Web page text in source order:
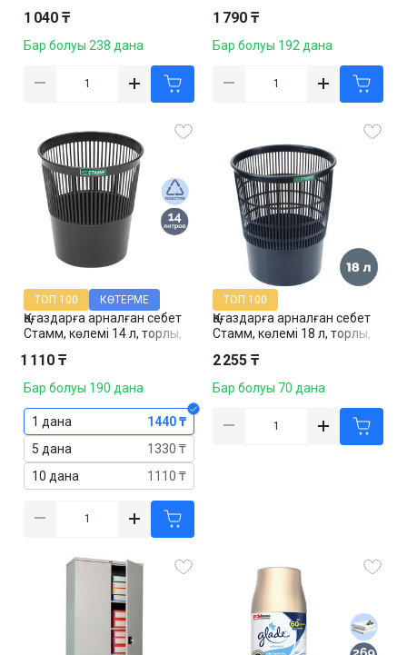
1 040 ₸
Бар болуы 238 дана
1 790 ₸
Бар болуы 192 дана
Қағаздарға арналған себет
Стамм, көлемі 14 л, торлы,
ТОП 100 КӨТЕРМЕ
1 110 ₸
Бар болуы 190 дана
1 дана
1440 ₸
5 дана
1330 ₸
10 дана
1110 ₸
Қағаздарға арналған себет
Стамм, көлемі 18 л, торлы,
ТОП 100
2 255 ₸
Бар болуы 70 дана